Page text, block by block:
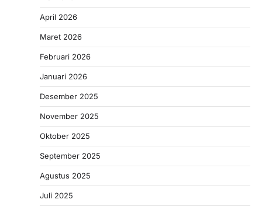
April 2026
Maret 2026
Februari 2026
Januari 2026
Desember 2025
November 2025
Oktober 2025
September 2025
Agustus 2025
Juli 2025